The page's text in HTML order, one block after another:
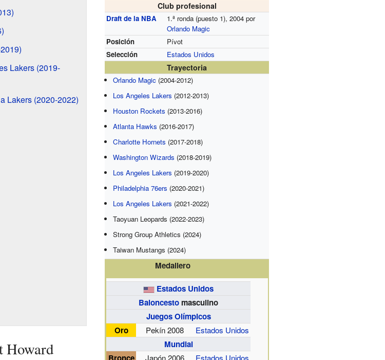
Club profesional
Draft de la NBA
1.ª ronda (puesto 1), 2004 por
Orlando Magic
Posición
Pívot
Selección
Estados Unidos
Trayectoria
Orlando Magic (2004-2012)
Los Angeles Lakers (2012-2013)
Houston Rockets (2013-2016)
Atlanta Hawks (2016-2017)
Charlotte Hornets (2017-2018)
Washington Wizards (2018-2019)
Los Angeles Lakers (2019-2020)
Philadelphia 76ers (2020-2021)
Los Angeles Lakers (2021-2022)
Taoyuan Leopards (2022-2023)
Strong Group Athletics (2024)
Taiwan Mustangs (2024)
Medallero
Estados Unidos
Baloncesto masculino
Juegos Olímpicos
Oro
Pekín 2008 Estados Unidos
Mundial
Japón 2006 Estados Unidos
Lakers (2019-
Lakers (2020-2022)
Howard